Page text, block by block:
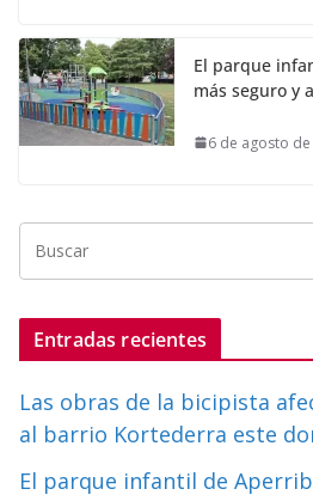
El parque
más seguro y
6 de agosto
Entradas recientes
Las obras de la bicipista
al barrio Kortederra este
El parque infantil de